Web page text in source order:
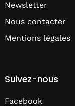
Newsletter
Nous contacter
Mentions légales
Suivez-nous
Facebook